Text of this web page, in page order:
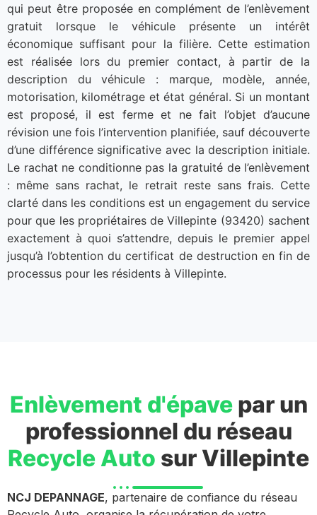
qui peut être proposée en complément de l’enlèvement
gratuit lorsque le véhicule présente un intérêt
économique suffisant pour la filière. Cette estimation
est réalisée lors du premier contact, à partir de la
description du véhicule : marque, modèle, année,
motorisation, kilométrage et état général. Si un montant
est proposé, il est ferme et ne fait l’objet d’aucune
révision une fois l’intervention planifiée, sauf découverte
d’une différence significative avec la description initiale.
Le rachat ne conditionne pas la gratuité de l’enlèvement
: même sans rachat, le retrait reste sans frais. Cette
clarté dans les conditions est un engagement du service
pour que les propriétaires de Villepinte (93420) sachent
exactement à quoi s’attendre, depuis le premier appel
jusqu’à l’obtention du certificat de destruction en fin de
processus pour les résidents à Villepinte.
Enlèvement d'épavepar un
professionnel du réseau
Recycle Auto sur Villepinte
NCJ DEPANNAGE, partenaire de confiance du réseau